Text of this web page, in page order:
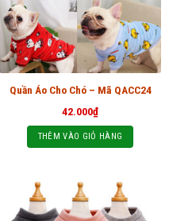
Quần Áo Cho Chó – Mã QACC24
42.000₫
THÊM VÀO GIỎ HÀNG